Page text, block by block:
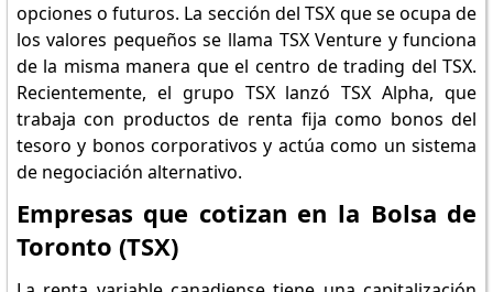
opciones o futuros. La sección del TSX que se ocupa de
los valores pequeños se llama TSX Venture y funciona
de la misma manera que el centro de trading del TSX.
Recientemente, el grupo TSX lanzó TSX Alpha, que
trabaja con productos de renta fija como bonos del
tesoro y bonos corporativos y actúa como un sistema
de negociación alternativo.
Empresas que cotizan en la Bolsa de
Toronto (TSX)